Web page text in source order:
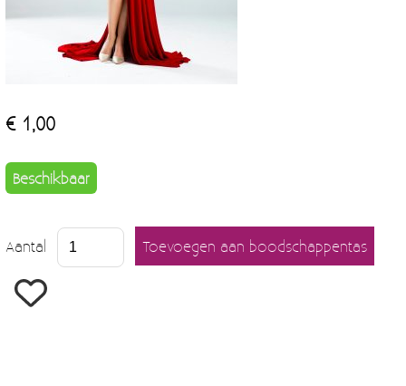
€ 1,00
Beschikbaar
Aantal